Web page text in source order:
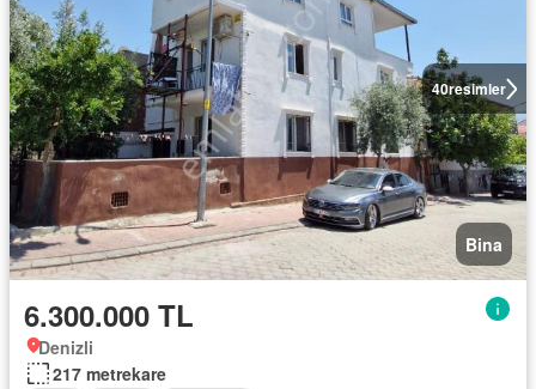
40resimler
Bina
6.300.000 TL
Denizli
217 metrekare